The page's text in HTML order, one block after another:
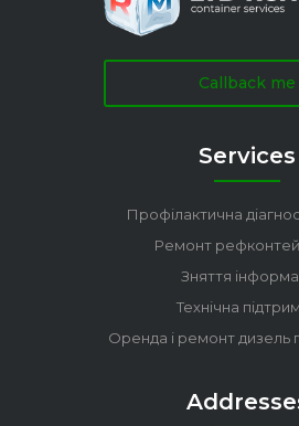
Callback me
Services
Профілактична
Ремонт
Зняття
Технічна
Оренда і ремонт дизель